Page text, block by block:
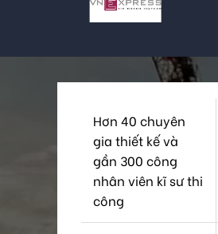
Hơn 40 chuyên
gia thiết kế và
gần 300 công
nhân viên kĩ sư thi
công